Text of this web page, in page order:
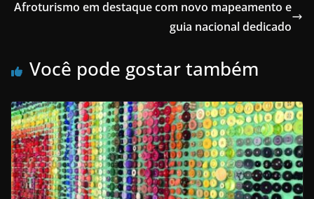
Afroturismo em destaque com novo mapeamento e
guia nacional dedicado
Você pode gostar também